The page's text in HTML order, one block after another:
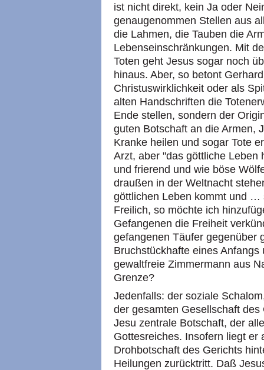
ist nicht direkt, kein Ja oder
genaugenommen Stellen aus
die Lahmen, die Tauben die
Lebenseinschränkungen. Mit
Toten geht Jesus sogar noch
hinaus. Aber, so betont
Christuswirklichkeit oder als
alten Handschriften die
Ende stellen, sondern der
guten Botschaft an die Armen,
Kranke heilen und sogar Tote
Arzt, aber "das göttliche Leben
und frierend und wie böse
draußen in der Weltnacht
göttlichen Leben kommt und …
Freilich, so möchte ich
Gefangenen die Freiheit
gefangenen Täufer gegenüber
Bruchstückhafte eines
gewaltfreie Zimmermann aus
Grenze?
Jedenfalls: der soziale
der gesamten Gesellschaft
Jesu zentrale Botschaft, der
Gottesreiches. Insofern liegt
Drohbotschaft des Gerichts
Heilungen zurücktritt. Daß